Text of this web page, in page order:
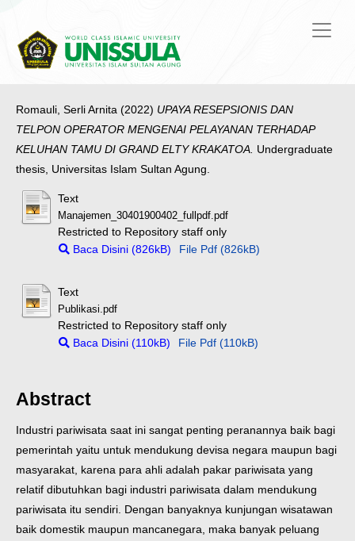
Romauli, Serli Arnita (2022) UPAYA RESEPSIONIS DAN
TELPON OPERATOR MENGENAI PELAYANAN TERHADAP
KELUHAN TAMU DI GRAND ELTY KRAKATOA. Undergraduate
thesis, Universitas Islam Sultan Agung.
Text
Manajemen_30401900402_fullpdf.pdf
Restricted to Repository staff only
Baca Disini (826kB)
File Pdf (826kB)
Text
Publikasi.pdf
Restricted to Repository staff only
Baca Disini (110kB)
File Pdf (110kB)
Abstract
Industri pariwisata saat ini sangat penting peranannya baik bagi
pemerintah yaitu untuk mendukung devisa negara maupun bagi
masyarakat, karena para ahli adalah pakar pariwisata yang
relatif dibutuhkan bagi industri pariwisata dalam mendukung
pariwisata itu sendiri. Dengan banyaknya kunjungan wisatawan
baik domestik maupun mancanegara, maka banyak peluang